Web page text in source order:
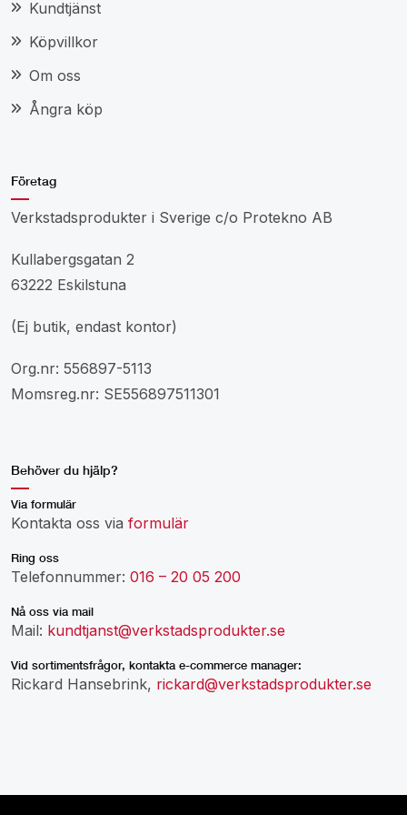
Kundtjänst
Köpvillkor
Om oss
Ångra köp
Företag
Verkstadsprodukter i Sverige c/o Protekno AB
Kullabergsgatan 2
63222 Eskilstuna
(Ej butik, endast kontor)
Org.nr: 556897-5113
Momsreg.nr: SE556897511301
Behöver du hjälp?
Via formulär
Kontakta oss via formulär
Ring oss
Telefonnummer: 016 – 20 05 200
Nå oss via mail
Mail: kundtjanst@verkstadsprodukter.se
Vid sortimentsfrågor, kontakta e-commerce manager:
Rickard Hansebrink, rickard@verkstadsprodukter.se